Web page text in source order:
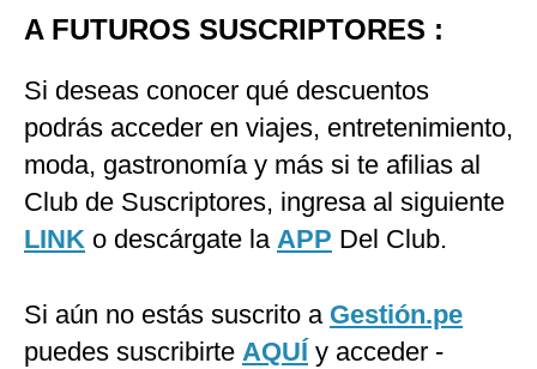
A FUTUROS SUSCRIPTORES :
Si deseas conocer qué descuentos
podrás acceder en viajes, entretenimiento,
moda, gastronomía y más si te afilias al
Club de Suscriptores, ingresa al siguiente
LINK o descárgate la APP Del Club.
Si aún no estás suscrito a Gestión.pe
puedes suscribirte AQUÍ y acceder -